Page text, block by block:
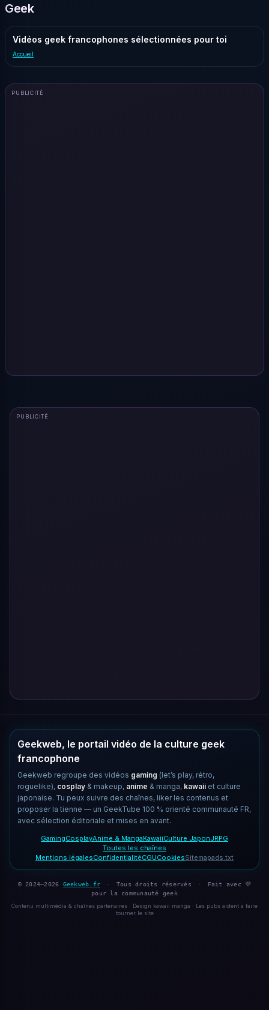
Geek
Vidéos geek francophones sélectionnées pour toi
Accueil
PUBLICITÉ
PUBLICITÉ
Geekweb, le portail vidéo de la culture geek
francophone
Geekweb regroupe des vidéos gaming (let’s play, rétro,
roguelike), cosplay & makeup, anime & manga, kawaii et culture
japonaise. Tu peux suivre des chaînes, liker les contenus et
proposer la tienne — un GeekTube 100 % orienté communauté FR,
avec sélection éditoriale et mises en avant.
GamingCosplayAnime & MangaKawaiiCulture JaponJRPG
Toutes les chaînes
Mentions légalesConfidentialitéCGUCookiesSitemapads.txt
© 2024–2026 Geekweb.fr · Tous droits réservés ·
Fait avec 💜
pour la communauté geek
Contenu multimédia & chaînes partenaires · Design kawaii manga · Les pubs aident à faire
tourner le site